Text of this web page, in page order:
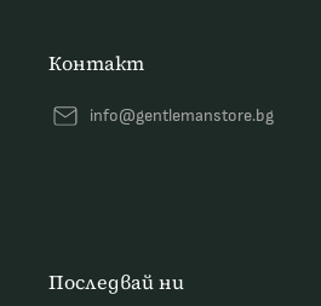
Контакт
info@gentlemanstore.bg
Последвай ни